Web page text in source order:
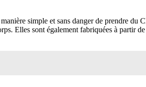
simple et sans danger de prendre du
Elles sont également fabriquées à partir